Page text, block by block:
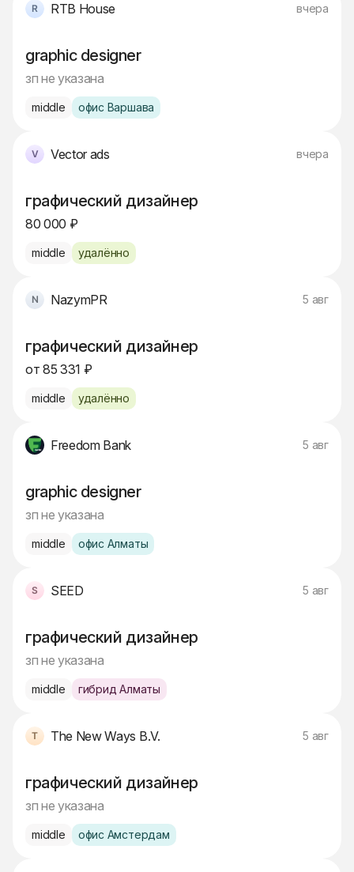
RTB House вчера
graphic designer
зп не указана
middle офис Варшава
Vector ads вчера
графический дизайнер
80 000 ₽
middle удалённо
NazymPR 5 авг
графический дизайнер
от 85 331 ₽
middle удалённо
Freedom Bank 5 авг
graphic designer
зп не указана
middle офис Алматы
SEED 5 авг
графический дизайнер
зп не указана
middle гибрид Алматы
The New Ways B.V. 5 авг
графический дизайнер
зп не указана
middle офис Амстердам